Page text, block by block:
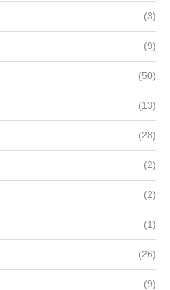
(3)
(9)
(50)
(13)
(28)
(2)
(2)
(1)
(26)
(9)